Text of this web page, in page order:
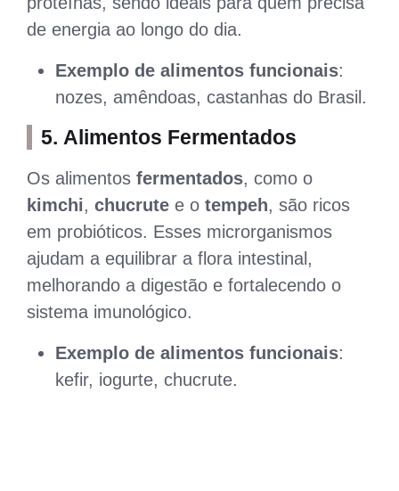
de energia ao longo do dia.
Exemplo de alimentos funcionais:
nozes, amêndoas, castanhas do Brasil.
5. Alimentos Fermentados
Os alimentos fermentados, como o
kimchi, chucrute e o tempeh, são ricos
em probióticos. Esses microrganismos
ajudam a equilibrar a flora intestinal,
melhorando a digestão e fortalecendo o
sistema imunológico.
Exemplo de alimentos funcionais:
kefir, iogurte, chucrute.